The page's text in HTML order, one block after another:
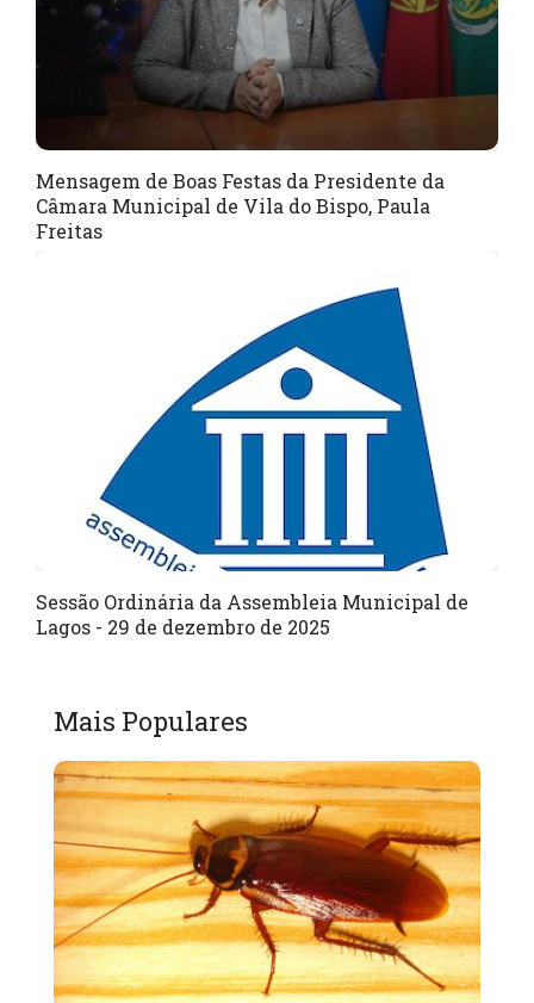
Mensagem de Boas Festas da Presidente da
Câmara Municipal de Vila do Bispo, Paula
Freitas
Sessão Ordinária da Assembleia Municipal de
Lagos - 29 de dezembro de 2025
Mais Populares